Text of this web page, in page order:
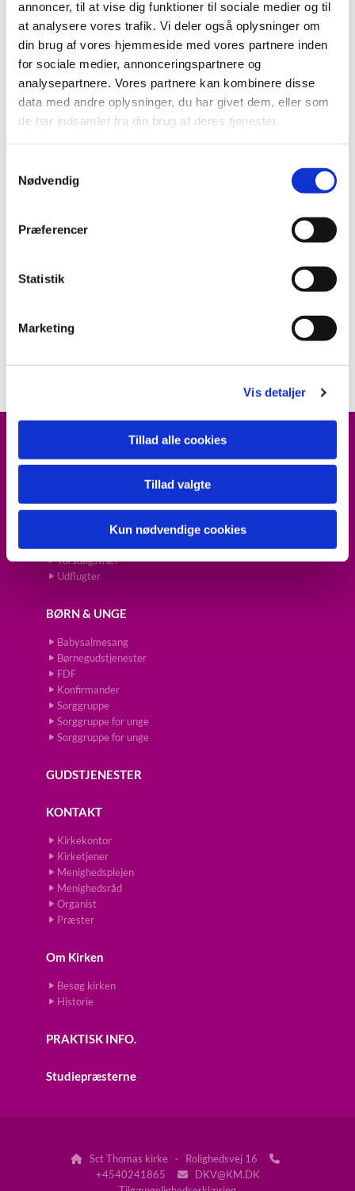
annoncer, til at vise dig funktioner til sociale medier og til
at analysere vores trafik. Vi deler også oplysninger om
din brug af vores hjemmeside med vores partnere inden
for sociale medier, annonceringspartnere og
analysepartnere. Vores partnere kan kombinere disse
data med andre oplysninger, du har givet dem, eller som
de har indsamlet fra din brug af deres tjenester.
Nødvendig
Præferencer
Statistik
Marketing
Vis detaljer
Tillad alle cookies
Tillad valgte
Kun nødvendige cookies
Du vil måske også kunne lide...
Koncert
Prædikestol
Torsdagstræf
Udflugter
BØRN & UNGE
Babysalmesang
Børnegudstjenester
FDF
Konfirmander
Sorggruppe
Sorggruppe for unge
Sorggruppe for unge
GUDSTJENESTER
KONTAKT
Kirkekontor
Kirketjener
Menighedsplejen
Menighedsråd
Organist
Præster
Om Kirken
Besøg kirken
Historie
PRAKTISK INFO.
Studiepræsterne
 Sct Thomas kirke · Rolighedsvej 16 
+4540241865 DKV@KM.DK